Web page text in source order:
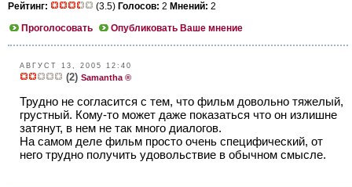
Рейтинг: (3.5) Голосов: 2 Мнений: 2
Проголосовать
Опубликовать Ваше мнение
АВГУСТ 13, 2005 12:40
(2) Samantha ®
Трудно не согласится с тем, что фильм довольно тяжелый,
грустный. Кому-то может даже показаться что он излишне
затянут, в нем не так много диалогов.
На самом деле фильм просто очень специфический, от
него трудно получить удовольствие в обычном смысле.